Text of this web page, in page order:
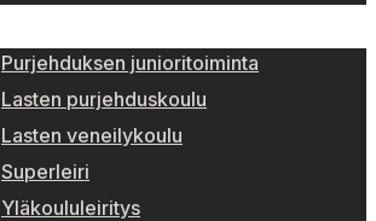
Purjehduksen junioritoiminta
Lasten purjehduskoulu
Lasten veneilykoulu
Superleiri
Yläkoululeiritys